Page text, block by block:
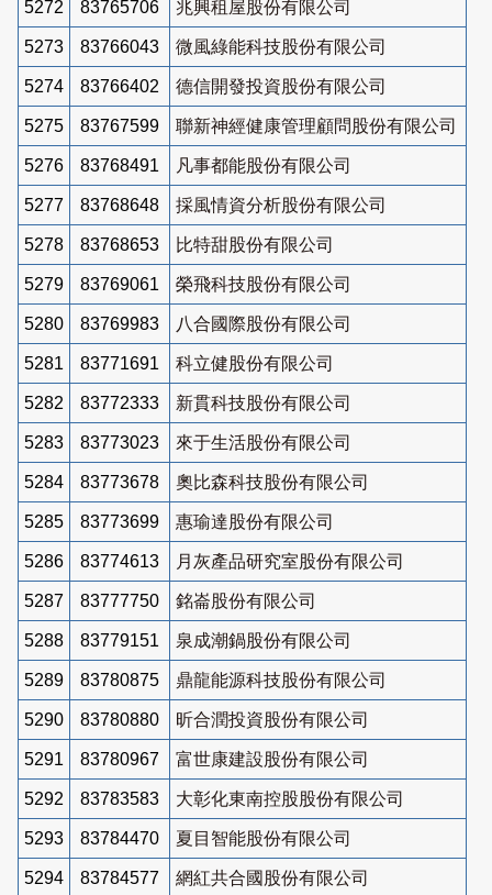
5272 83765706 兆興租屋股份有限公司
5273 83766043 微風綠能科技股份有限公司
5274 83766402 德信開發投資股份有限公司
5275 83767599 聯新神經健康管理顧問股份有限公司
5276 83768491 凡事都能股份有限公司
5277 83768648 採風情資分析股份有限公司
5278 83768653 比特甜股份有限公司
5279 83769061 榮飛科技股份有限公司
5280 83769983 八合國際股份有限公司
5281 83771691 科立健股份有限公司
5282 83772333 新貫科技股份有限公司
5283 83773023 來于生活股份有限公司
5284 83773678 奧比森科技股份有限公司
5285 83773699 惠瑜達股份有限公司
5286 83774613 月灰產品研究室股份有限公司
5287 83777750 銘崙股份有限公司
5288 83779151 泉成潮鍋股份有限公司
5289 83780875 鼎龍能源科技股份有限公司
5290 83780880 昕合潤投資股份有限公司
5291 83780967 富世康建設股份有限公司
5292 83783583 大彰化東南控股股份有限公司
5293 83784470 夏目智能股份有限公司
5294 83784577 網紅共合國股份有限公司